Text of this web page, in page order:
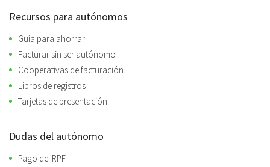
Recursos para autónomos
Guía para ahorrar
Facturar sin ser autónomo
Cooperativas de facturación
Libros de registros
Tarjetas de presentación
Dudas del autónomo
Pago de IRPF